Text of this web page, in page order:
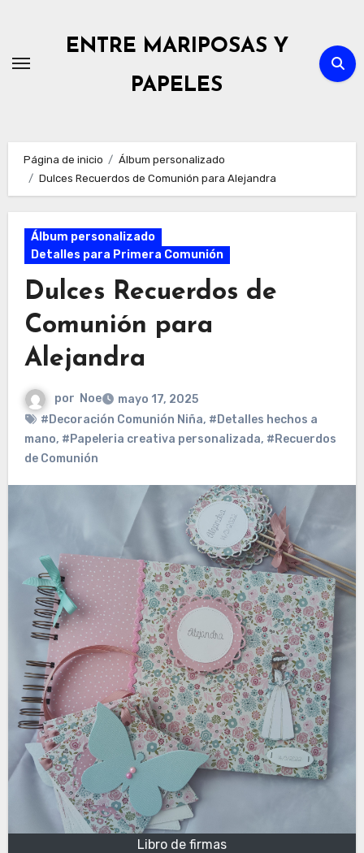
contenido
ENTRE MARIPOSAS Y
PAPELES
Página de inicio
Álbum personalizado
Dulces Recuerdos de Comunión para Alejandra
Álbum personalizado
Detalles para Primera Comunión
Dulces Recuerdos de
Comunión para
Alejandra
por Noe
mayo 17, 2025
#Decoración Comunión Niña, #Detalles hechos a
mano, #Papeleria creativa personalizada, #Recuerdos
de Comunión
Libro de firmas